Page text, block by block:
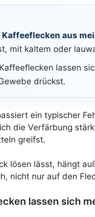
aus
mit kaltem oder
lassen
drückst.
ein typischer
die Verfärbung
greifst.
lösen lässt, hängt
nicht nur auf den
lassen sich